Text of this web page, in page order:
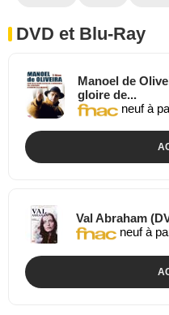
DVD et Blu-Ray
Manoel de
gloire de...
neuf à
Val Abraham
neuf à